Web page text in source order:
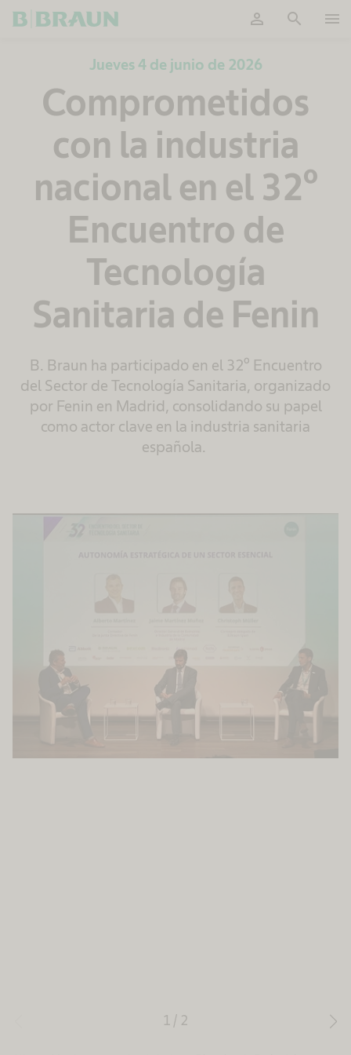
person search menu
Jueves 4 de junio de 2026
Comprometidos
con la industria
nacional en el 32º
Encuentro de
Tecnología
Sanitaria de Fenin
B. Braun ha participado en el 32º Encuentro
del Sector de Tecnología Sanitaria, organizado
por Fenin en Madrid, consolidando su papel
como actor clave en la industria sanitaria
española.
1 / 2